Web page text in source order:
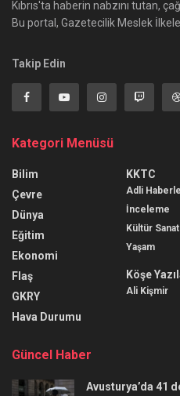
Kıbrıs'ta haberin nabzını tutan,
Bu portal, Gazetecilik Meslek
Takip Edin
Kategori Menüsü
Bilim
Çevre
Dünya
Eğitim
Ekonomi
Flaş
GKRY
Hava Durumu
KKTC
Adli
İnceleme
Kültür Sanat
Yaşam
Köşe
Ali Kişmir
Güncel Haber
Avusturya’da 41